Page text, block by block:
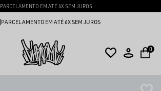
PARCELAMENTO EM ATÉ 6X SEM JUROS
PARCELAMENTO EM ATÉ 6X SEM JUROS
0